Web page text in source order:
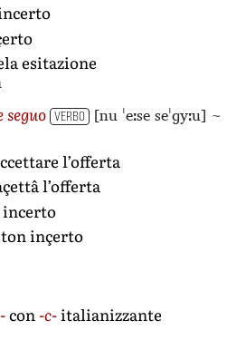
esitazione
seguo VERBO [nu ˈeːse seˈɡyːu] ~
l’offerta
l’offerta
incerto
inçerto
con -c- italianizzante